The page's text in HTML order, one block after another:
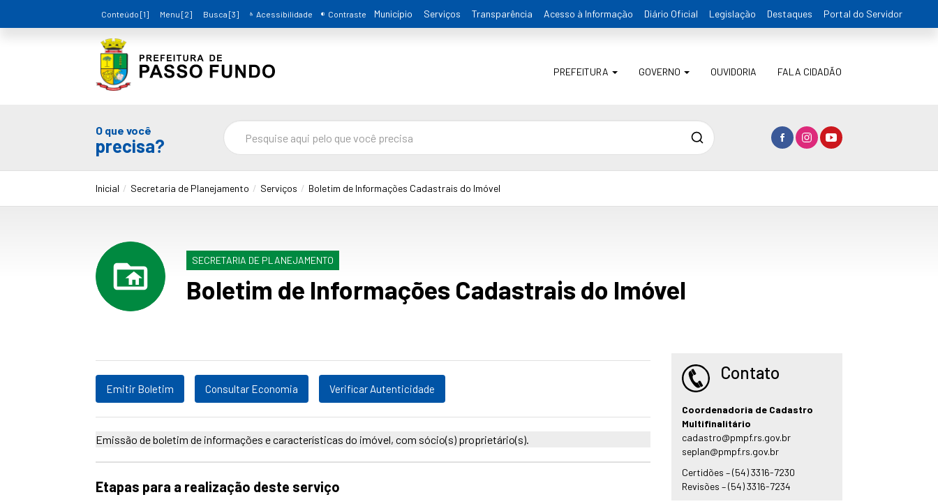
Conteúdo [1] Menu [2] Busca [3] Acessibilidade Contraste Município Serviços Transparência Acesso à Informação Diário Oficial Legislação Destaques Portal do Servidor
PREFEITURA GOVERNO OUVIDORIA FALA CIDADÃO
O que você
precisa? Pesquisa
Inicial Secretaria de Planejamento Serviços Boletim de Informações Cadastrais do Imóvel
SECRETARIA DE PLANEJAMENTO
Boletim de Informações Cadastrais do Imóvel
Emitir Boletim Consultar Economia Verificar Autenticidade
Emissão de boletim de informações e características do imóvel, com sócio(s) proprietário(s).
Etapas para a realização deste serviço
Contato
Coordenadoria de Cadastro
Multifinalitário
cadastro@pmpf.rs.gov.br
seplan@pmpf.rs.gov.br
Certidões – (54) 3316-7230
Revisões – (54) 3316-7234